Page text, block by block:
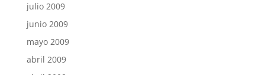
julio 2009
junio 2009
mayo 2009
abril 2009